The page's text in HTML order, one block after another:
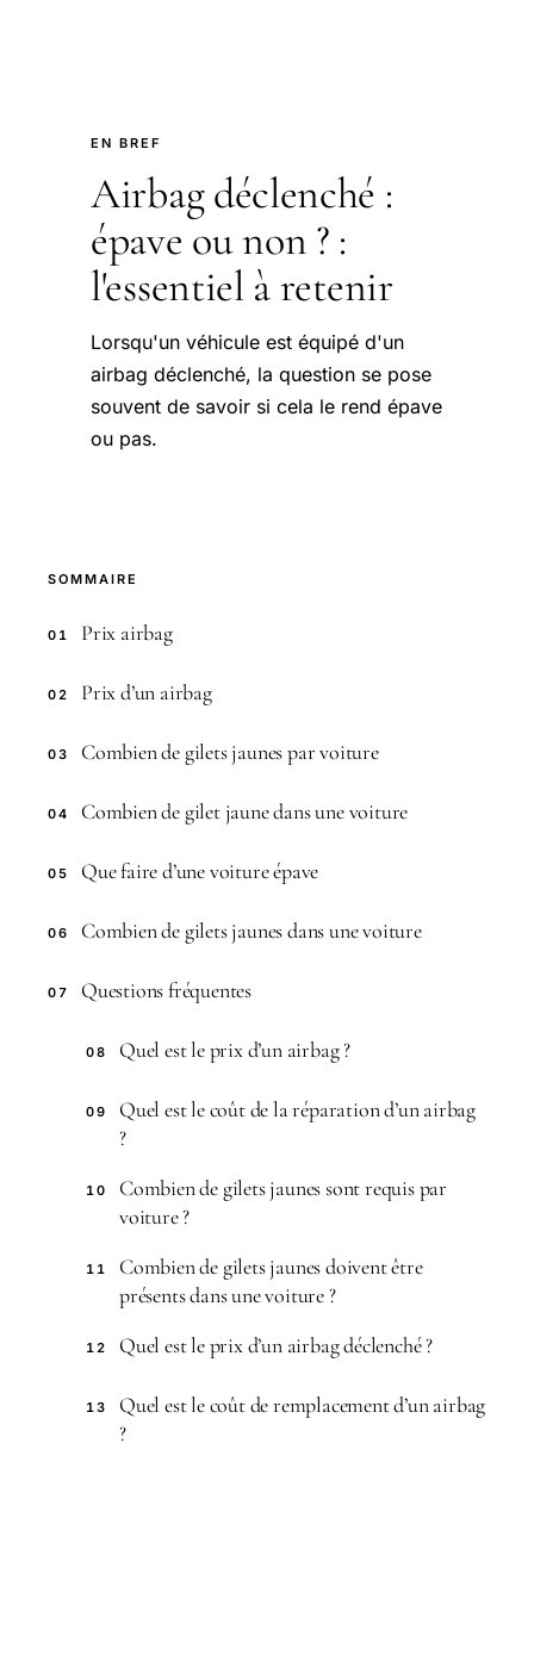
EN BREF
Airbag déclenché :
épave ou non ? :
l'essentiel à retenir
Lorsqu'un véhicule est équipé d'un
airbag déclenché, la question se pose
souvent de savoir si cela le rend épave
ou pas.
SOMMAIRE
01 Prix airbag
02 Prix d’un airbag
03 Combien de gilets jaunes par voiture
04 Combien de gilet jaune dans une voiture
05 Que faire d’une voiture épave
06 Combien de gilets jaunes dans une voiture
07 Questions fréquentes
08 Quel est le prix d’un airbag ?
09
Quel est le coût de la réparation d’un airbag
?
10
Combien de gilets jaunes sont requis par
voiture ?
11
Combien de gilets jaunes doivent être
présents dans une voiture ?
12 Quel est le prix d’un airbag déclenché ?
13
Quel est le coût de remplacement d’un airbag
?